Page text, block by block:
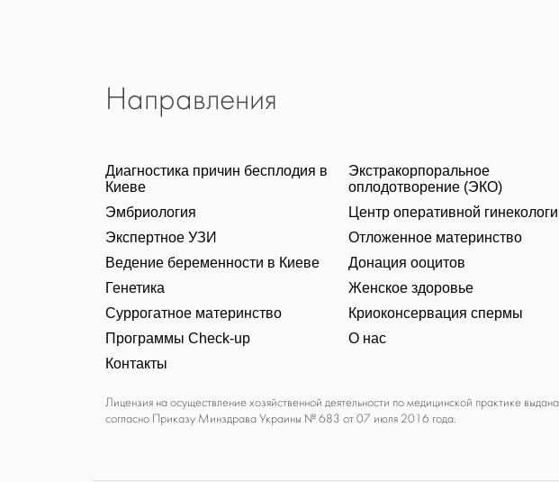
Направления
Диагностика причин бесплодия в
Киеве
Экстракорпоральное
оплодотворение (ЭКО)
Эмбриология
Центр оперативной
Экспертное УЗИ
Отложенное материнство
Ведение беременности в Киеве
Донация ооцитов
Генетика
Женское здоровье
Суррогатное материнство
Криоконсервация спермы
Программы Check-up
О нас
Контакты
Лицензия на осуществление хозяйственной деятельности по медицинской практике
согласно Приказу Минздрава Украины № 683 от 07 июля 2016 года.